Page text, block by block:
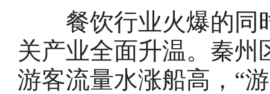
餐饮行业火爆的同
关产业全面升温。秦
游客流量水涨船高，“